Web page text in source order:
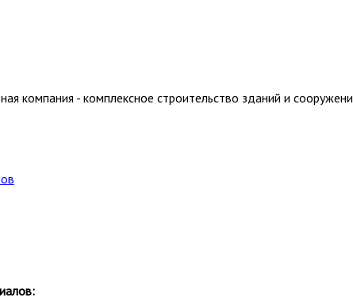
компания - комплексное строительство зданий и